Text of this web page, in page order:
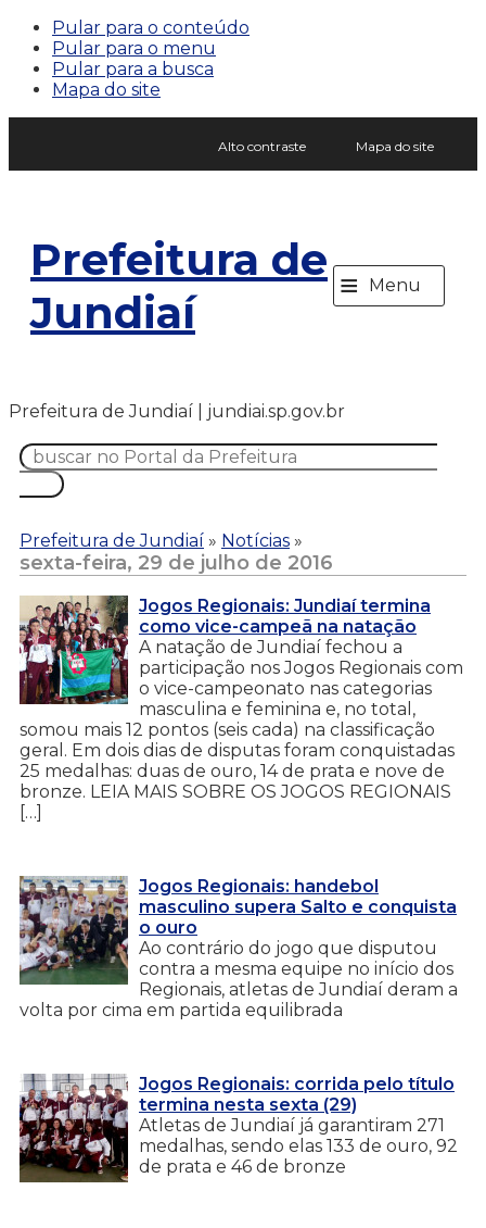
Pular para o conteúdo
Pular para o menu
Pular para a busca
Mapa do site
Alto contraste Mapa do site
Prefeitura de
Jundiaí
≡ Menu
Prefeitura de Jundiaí | jundiai.sp.gov.br
Prefeitura de Jundiaí » Notícias »
sexta-feira, 29 de julho de 2016
Jogos Regionais: Jundiaí termina
como vice-campeã na natação
A natação de Jundiaí fechou a
participação nos Jogos Regionais com
o vice-campeonato nas categorias
masculina e feminina e, no total,
somou mais 12 pontos (seis cada) na classificação
geral. Em dois dias de disputas foram conquistadas
25 medalhas: duas de ouro, 14 de prata e nove de
bronze. LEIA MAIS SOBRE OS JOGOS REGIONAIS
[…]
Jogos Regionais: handebol
masculino supera Salto e conquista
o ouro
Ao contrário do jogo que disputou
contra a mesma equipe no início dos
Regionais, atletas de Jundiaí deram a
volta por cima em partida equilibrada
Jogos Regionais: corrida pelo título
termina nesta sexta (29)
Atletas de Jundiaí já garantiram 271
medalhas, sendo elas 133 de ouro, 92
de prata e 46 de bronze